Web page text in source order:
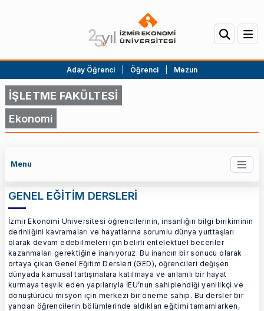
Aday Öğrenci Öğrenci Mezun
İŞLETME FAKÜLTESİ
Ekonomi
Menu
GENEL EĞİTİM DERSLERİ
İzmir Ekonomi Üniversitesi öğrencilerinin, insanlığın bilgi birikiminin
derinliğini kavramaları ve hayatlarına sorumlu dünya yurttaşları
olarak devam edebilmeleri için belirli entelektüel beceriler
kazanmaları gerektiğine inanıyoruz. Bu inancın bir sonucu olarak
ortaya çıkan Genel Eğitim Dersleri (GED), öğrencileri değişen
dünyada kamusal tartışmalara katılmaya ve anlamlı bir hayat
kurmaya teşvik eden yapılarıyla İEU’nun sahiplendiği yenilikçi ve
dönüştürücü misyon için merkezi bir öneme sahip. Bu dersler bir
yandan öğrencilerin bölümlerinde aldıkları eğitimi tamamlarken,